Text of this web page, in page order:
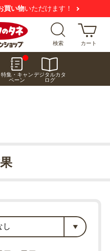
買い物いただけます！
検索 カート
特集・キャン
ペーン
デジタルカタ
ログ